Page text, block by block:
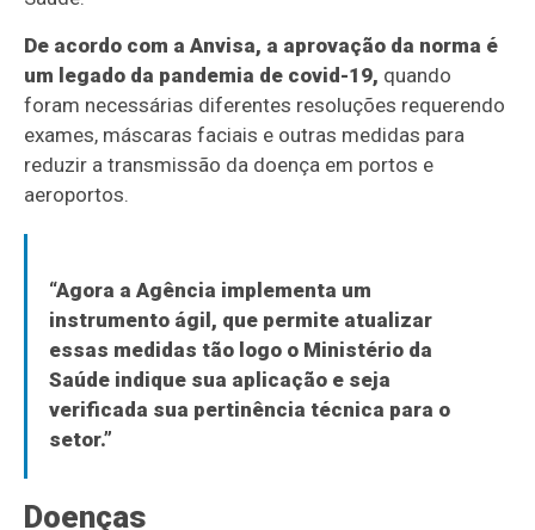
De acordo com a Anvisa, a aprovação da norma é
um legado da pandemia de covid-19, quando
foram necessárias diferentes resoluções requerendo
exames, máscaras faciais e outras medidas para
reduzir a transmissão da doença em portos e
aeroportos.
“Agora a Agência implementa um
instrumento ágil, que permite atualizar
essas medidas tão logo o Ministério da
Saúde indique sua aplicação e seja
verificada sua pertinência técnica para o
setor.”
Doenças